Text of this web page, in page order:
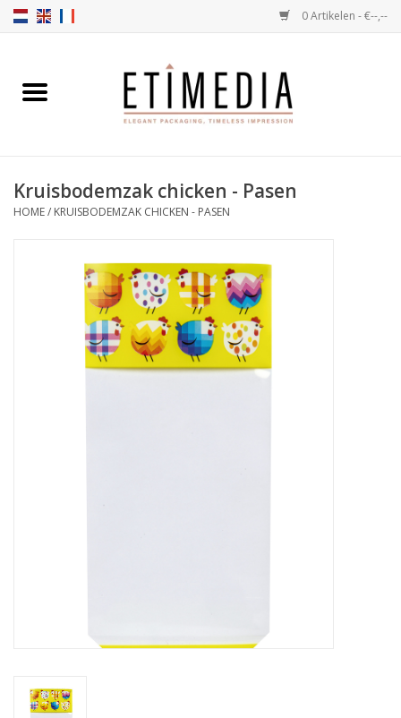
0 Artikelen - €--,--
Home
Transparant
Linten & Etiketten
Catalogus: Lente/Pasen 2026
Catalogus: luxe dozen
Kruisbodemzak chicken - Pasen
HOME/ KRUISBODEMZAK CHICKEN - PASEN